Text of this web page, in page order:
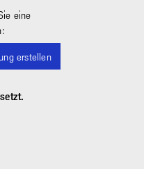
eine
erstellen